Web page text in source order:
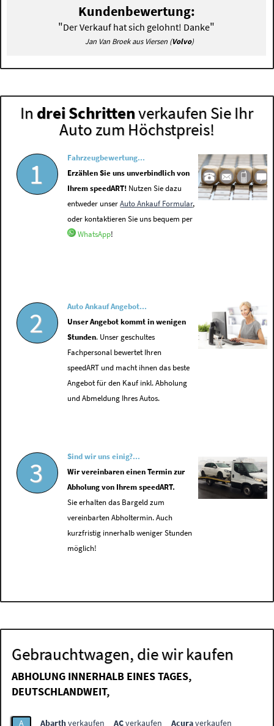
Kundenbewertung:
"Der Verkauf hat sich gelohnt! Danke"
Jan Van Broek aus Viersen (Volvo)
In drei Schrittenverkaufen Sie Ihr
Auto zum Höchstpreis!
1
Fahrzeugbewertung...
Erzählen Sie uns unverbindlich von
Ihrem speedART! Nutzen Sie dazu
entweder unserAuto Ankauf Formular,
oder kontaktieren Sie uns bequem per
WhatsApp!
2
Auto Ankauf Angebot...
Unser Angebot kommt in wenigen
Stunden. Unser geschultes
Fachpersonal bewertet Ihren
speedART und macht ihnen das beste
Angebot für den Kauf inkl. Abholung
und Abmeldung Ihres Autos.
3
Sind wir uns einig?...
Wir vereinbaren einen Termin zur
Abholung von Ihrem speedART.
Sie erhalten das Bargeld zum
vereinbarten Abholtermin. Auch
kurzfristig innerhalb weniger Stunden
möglich!
Gebrauchtwagen, die wir kaufen
ABHOLUNG INNERHALB EINES TAGES,
DEUTSCHLANDWEIT,
A Abarthverkaufen ACverkaufen Acuraverkaufen